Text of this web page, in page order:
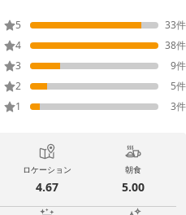
5 33件
4
38件
3
9件
2
5件
1
3件
ロケーション
4.67
朝食
5.00